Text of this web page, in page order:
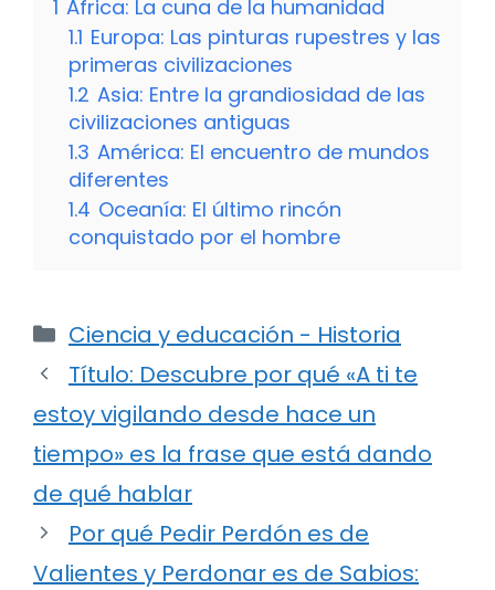
1 África: La cuna de la humanidad
1.1 Europa: Las pinturas rupestres y las
primeras civilizaciones
1.2 Asia: Entre la grandiosidad de las
civilizaciones antiguas
1.3 América: El encuentro de mundos
diferentes
1.4 Oceanía: El último rincón
conquistado por el hombre
Categorías
Ciencia y educación - Historia
Título: Descubre por qué «A ti te
estoy vigilando desde hace un
tiempo» es la frase que está dando
de qué hablar
Por qué Pedir Perdón es de
Valientes y Perdonar es de Sabios: